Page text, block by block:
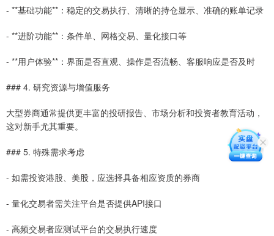
- **基础功能**：稳定的交易执行、清晰的持仓显示、准确的账单记录
- **进阶功能**：条件单、网格交易、量化接口等
- **用户体验**：界面是否直观、操作是否流畅、客服响应是否及时
### 4. 研究资源与增值服务
大型券商通常提供更丰富的投研报告、市场分析和投资者教育活动，
这对新手尤其重要。
### 5. 特殊需求考虑
- 如需投资港股、美股，应选择具备相应资质的券商
- 量化交易者需关注平台是否提供API接口
- 高频交易者应测试平台的交易执行速度